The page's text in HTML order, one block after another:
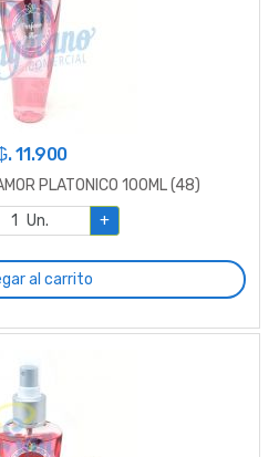
11.900
PLATONICO 100ML (48)
Un. +
al carrito